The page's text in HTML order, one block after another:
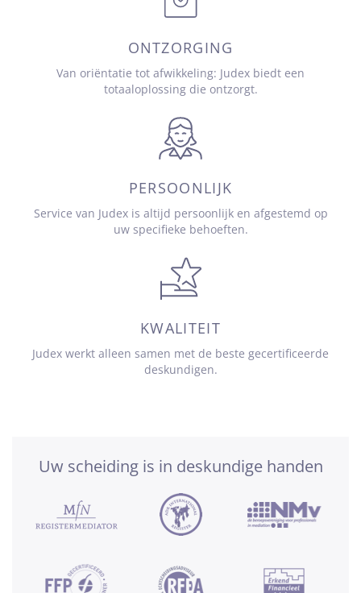
ONTZORGING
Van oriëntatie tot afwikkeling: Judex biedt een
totaaloplossing die ontzorgt.
PERSOONLIJK
Service van Judex is altijd persoonlijk en afgestemd op
uw specifieke behoeften.
KWALITEIT
Judex werkt alleen samen met de beste gecertificeerde
deskundigen.
Uw scheiding is in deskundige handen